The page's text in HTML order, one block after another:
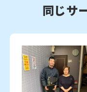
同じサ